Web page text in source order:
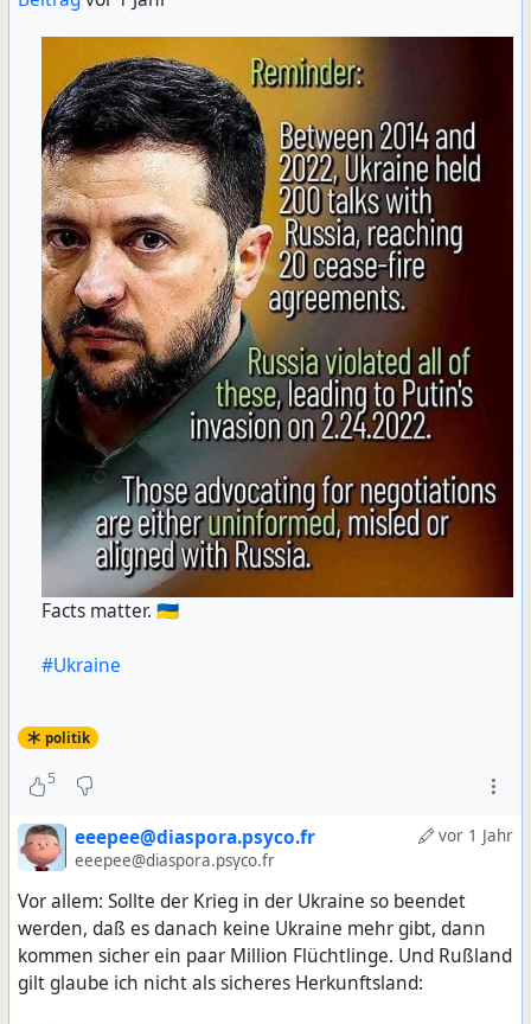
Facts matter. 🇺🇦
#Ukraine
politik
5
vor 1 Jahr
eeepee@diaspora.psyco.fr
eeepee@diaspora.psyco.fr
Vor allem: Sollte der Krieg in der Ukraine so beendet
werden, daß es danach keine Ukraine mehr gibt, dann
kommen sicher ein paar Million Flüchtlinge. Und Rußland
gilt glaube ich nicht als sicheres Herkunftsland: